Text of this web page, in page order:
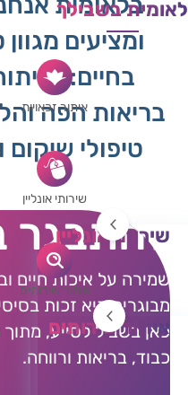
לאומית בשבילך
איתור זכאויות
שירותי אונליין
שירותי אונליין
התכתבות עם רופא/ה
זימון תור
טיפול רגשי
בקשת טופס 17
איתור שירותים
איתור שירותים
רופאים ורופאות
ומציעים
בחיים:
בריאות הפה
טיפולי
להתבגר
שמירה על איכות חיים
מבוגרים היא זכות
כאן בשביל לסייע,
כבוד, בריאות ורווחה.